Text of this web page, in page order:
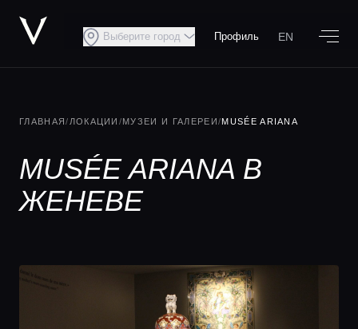
Выберите город Профиль EN
ГЛАВНАЯ/ ЛОКАЦИИ /МУЗЕИ И ГАЛЕРЕИ/MUSÉE ARIANA
MUSÉE ARIANA В
ЖЕНЕВЕ